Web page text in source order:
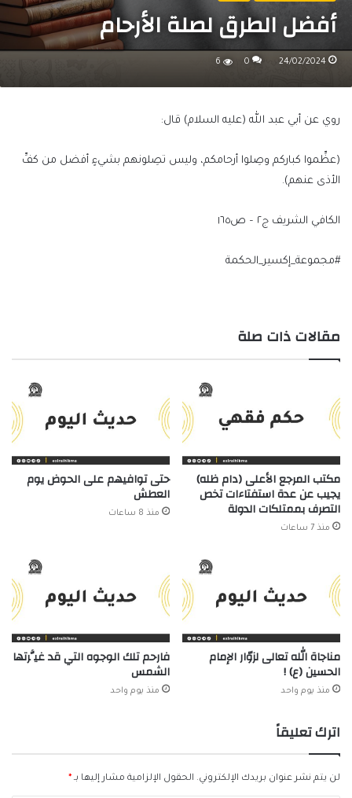
أفضل الطرق لصلة الأرحام
24/02/2024
0
6
روي عن أبي عبد الله (عليه السلام) قال:
(عظِّموا كباركم وصِلوا أرحامكم، وليس تصِلونهم بشيءٍ أفضل من كفِّ
الأذى عنهم).
الكافي الشريف ج٢ – ص١٦٥
#مجموعة_إكسير_الحكمة
مقالات ذات صلة
مكتب المرجع الأعلى (دام ظله)
يجيب عن عدة استفتاءات تخص
التصرف بممتلكات الدولة
منذ 7 ساعات
حتى توافيهم على الحوض يوم
العطش
منذ 8 ساعات
مناجاة الله تعالى لزوّار الإمام
الحسين (ع) !
منذ يوم واحد
فارحم تلك الوجوه التي قد غيَّرتها
الشمس
منذ يوم واحد
اترك تعليقاً
لن يتم نشر عنوان بريدك الإلكتروني. الحقول الإلزامية مشار إليها بـ *